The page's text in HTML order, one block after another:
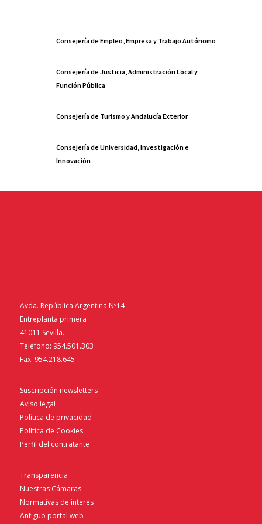
Consejería de Empleo, Empresa y Trabajo Autónomo
Consejería de Justicia, Administración Local y
Función Pública
Consejería de Turismo y Andalucía Exterior
Consejería de Universidad, Investigación e
Innovación
Avda. República Argentina Nº14
Entreplanta primera
41011 Sevilla.
Teléfono: 954.501.303
Fax: 954.218.645
Suscripción newsletters
Aviso legal
Política de privacidad
Política de Cookies
Perfil del contratante
Transparencia
Nuestras Cámaras
Normativas de interés
Antiguo portal web